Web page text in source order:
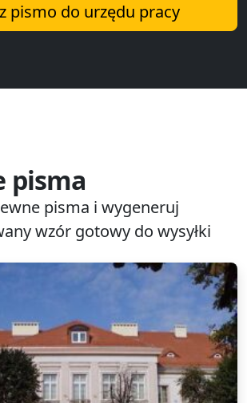
pismo do urzędu pracy
pisma
pisma i wygeneruj
wzór gotowy do wysyłki